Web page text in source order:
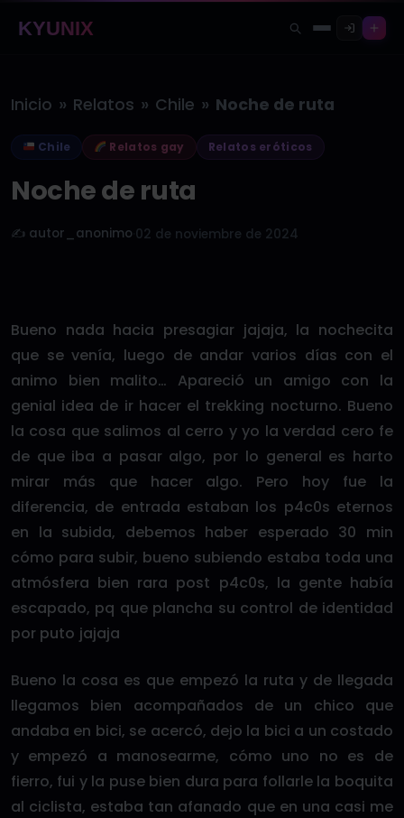
KYUNIX
Inicio » Relatos » Chile » Noche de ruta
Chile Relatos gay Relatos eróticos
Noche de ruta
✍️ autor_anonimo 02 de noviembre de 2024
Bueno nada hacia presagiar jajaja, la nochecita
que se venía, luego de andar varios días con el
animo bien malito… Apareció un amigo con la
genial idea de ir hacer el trekking nocturno. Bueno
la cosa que salimos al cerro y yo la verdad cero fe
de que iba a pasar algo, por lo general es harto
mirar más que hacer algo. Pero hoy fue la
diferencia, de entrada estaban los p4c0s eternos
en la subida, debemos haber esperado 30 min
cómo para subir, bueno subiendo estaba toda una
atmósfera bien rara post p4c0s, la gente había
escapado, pq que plancha su control de identidad
por puto jajaja
Bueno la cosa es que empezó la ruta y de llegada
llegamos bien acompañados de un chico que
andaba en bici, se acercó, dejo la bici a un costado
y empezó a manosearme, cómo uno no es de
fierro, fui y la puse bien dura para follarle la boquita
al ciclista, estaba tan afanado que en una casi me